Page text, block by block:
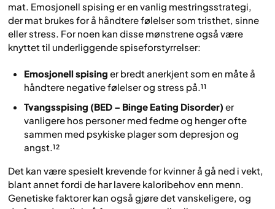
mat. Emosjonell spising er en vanlig mestringsstrategi,
der mat brukes for å håndtere følelser som tristhet, sinne
eller stress. For noen kan disse mønstrene også være
knyttet til underliggende spiseforstyrrelser:
Emosjonell spising er bredt anerkjent som en måte å
håndtere negative følelser og stress på.¹¹
Tvangsspising (BED – Binge Eating Disorder) er
vanligere hos personer med fedme og henger ofte
sammen med psykiske plager som depresjon og
angst.¹²
Det kan være spesielt krevende for kvinner å gå ned i vekt,
blant annet fordi de har lavere kaloribehov enn menn.
Genetiske faktorer kan også gjøre det vanskeligere, og